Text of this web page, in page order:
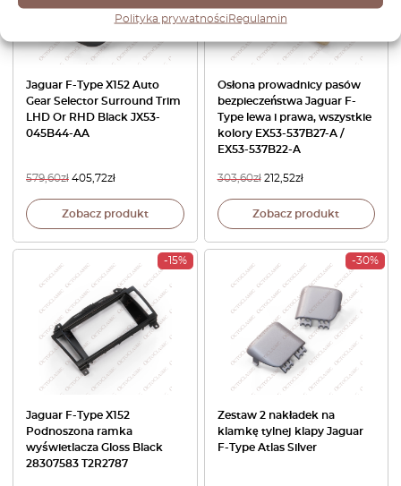
Polityka prywatności Regulamin
Jaguar F-Type X152 Auto
Gear Selector Surround Trim
LHD Or RHD Black JX53-
045B44-AA
579,60zł 405,72zł
Zobacz produkt
Osłona prowadnicy pasów
bezpieczeństwa Jaguar F-
Type lewa i prawa, wszystkie
kolory EX53-537B27-A /
EX53-537B22-A
303,60zł 212,52zł
Zobacz produkt
-15%
Jaguar F-Type X152
Podnoszona ramka
wyświetlacza Gloss Black
28307583 T2R2787
-30%
Zestaw 2 nakładek na
klamkę tylnej klapy Jaguar
F-Type Atlas Silver